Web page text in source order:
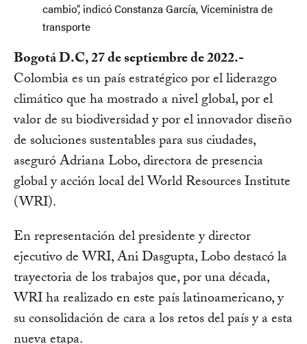
cambio”, indicó Constanza García, Viceministra de
transporte
Bogotá D.C, 27 de septiembre de 2022.-
Colombia es un país estratégico por el liderazgo
climático que ha mostrado a nivel global, por el
valor de su biodiversidad y por el innovador diseño
de soluciones sustentables para sus ciudades,
aseguró Adriana Lobo, directora de presencia
global y acción local del World Resources Institute
(WRI).
En representación del presidente y director
ejecutivo de WRI, Ani Dasgupta, Lobo destacó la
trayectoria de los trabajos que, por una década,
WRI ha realizado en este país latinoamericano, y
su consolidación de cara a los retos del país y a esta